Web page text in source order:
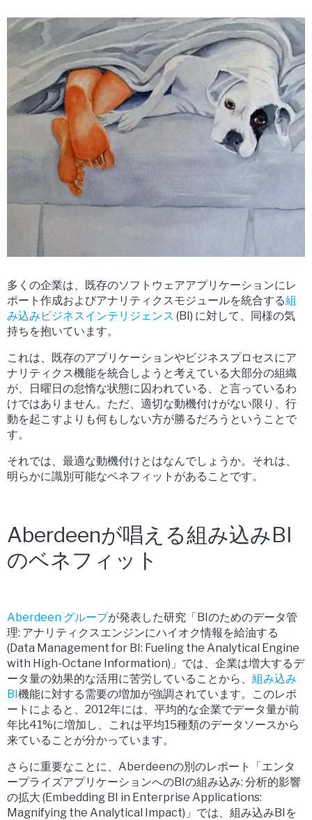
多くの企業は、既存のソフトウェアアプリケーションにレ
ポート作成およびアナリティクスモジュールを統合する組
み込みビジネスインテリジェンス (BI) に対して、同様の気
持ちを抱いています。
これは、既存のアプリケーションやビジネスプロセスにア
ナリティクス機能を統合しようと考えている大部分の組織
が、日曜日の怠惰な状態に囚われている、と言っているわ
けではありません。ただ、適切な動機付けがない限り、行
動を起こすよりも何もしない方が勝るだろうということで
す。
それでは、最適な動機付けとはなんでしょうか。それは、
明らかに識別可能なベネフィットがあることです。
Aberdeenが唱える組み込みBI
のベネフィット
Aberdeen グループが発表した研究「BIのためのデータ管
理: アナリティクスエンジンにハイオク情報を給油する
(Data Management for BI: Fueling the Analytical Engine
with High-Octane Information)」では、企業は増大するデ
ータ量の効果的な活用に苦労していることから、 組み込み
BI機能に対する需要の増加が強調されています。このレポ
ートによると、2012年には、平均的な企業でデータ量が前
年比41%に増加し、これは平均15種類のデータソースから
来ていることが分かっています。
さらに重要なことに、Aberdeenの別のレポート「エンタ
ープライズアプリケーションへのBIの組み込み: 分析的影響
の拡大 (Embedding BI in Enterprise Applications:
Magnifying the Analytical Impact)」では、組み込みBIを